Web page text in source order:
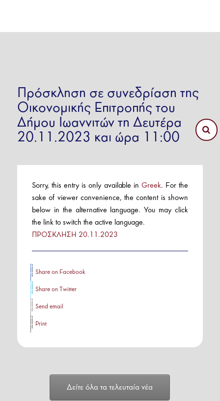
Πρόσκληση σε συνεδρίαση της
Οικονομικής Επιτροπής του
Δήμου Ιωαννιτών τη Δευτέρα
20.11.2023 και ώρα 11:00
Sorry, this entry is only available in Greek. For the
sake of viewer convenience, the content is shown
below in the alternative language. You may click
the link to switch the active language.
ΠΡΟΣΚΛΗΣΗ 20.11.2023
Share on Facebook
Share on Twitter
Send email
Print
Δείτε όλα τα τελευταία νέα